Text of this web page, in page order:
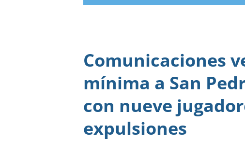
Comunicaciones
mínima a San
con nueve
expulsiones